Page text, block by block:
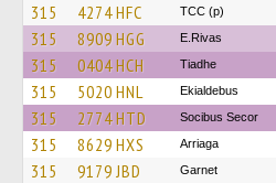
315 4274 HFC TCC (p)
315 8909 HGG E.Rivas
315 0404 HCH Tiadhe
315 5020 HNL Ekialdebus
315 2774 HTD Socibus Secor
315 8629 HXS Arriaga
315 9179 JBD Garnet